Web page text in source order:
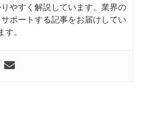
やすく解説しています。業界の
ポートする記事をお届けしてい
す。